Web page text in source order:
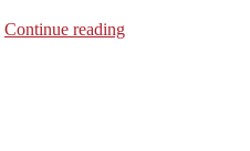
Continue reading